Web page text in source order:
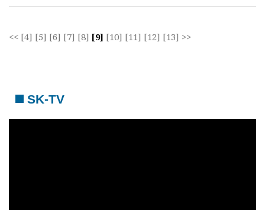
<< [4] [5] [6] [7] [8] [9] [10] [11] [12] [13] >>
SK-TV